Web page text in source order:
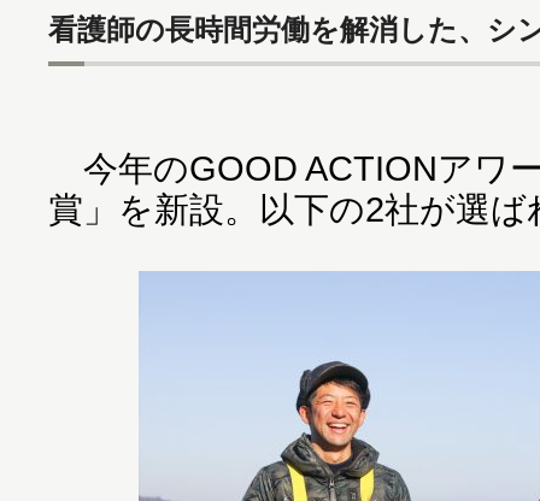
看護師の長時間労働を解消した、シ
今年のGOOD ACTIONアワ
賞」を新設。以下の2社が選ば